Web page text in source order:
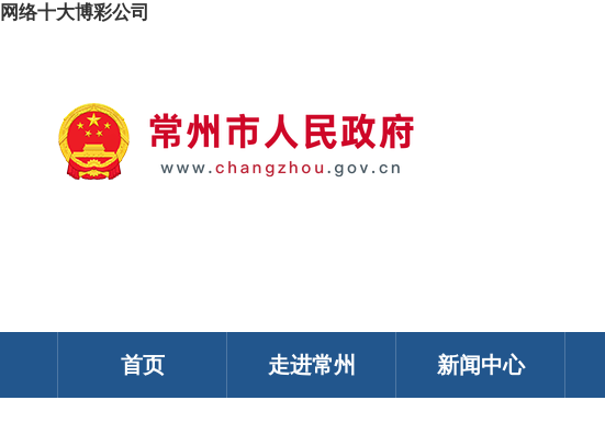
网络十大博彩公司
首页 走进常州 新闻中心